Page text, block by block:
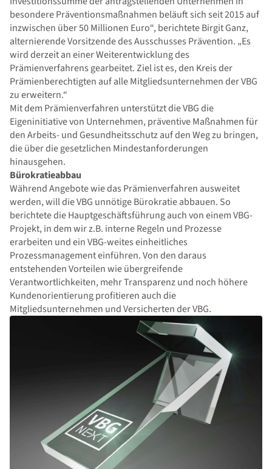
besondere Präventionsmaßnahmen beläuft sich seit 2015 auf
inzwischen über 50 Millionen Euro“, berichtete Birgit Ganz,
alternierende Vorsitzende des Ausschusses Prävention. „Es
wird derzeit an einer Weiterentwicklung des
Prämienverfahrens gearbeitet. Ziel ist es, den Kreis der
Prämienberechtigten auf alle Mitgliedsunternehmen der VBG
zu erweitern.“
Mit dem Prämienverfahren unterstützt die VBG die
Eigeninitiative von Unternehmen, präventive Maßnahmen für
den Arbeits- und Gesundheitsschutz auf den Weg zu bringen,
die über die gesetzlichen Mindestanforderungen
hinausgehen.
Bürokratieabbau
Während Angebote wie das Prämienverfahren ausweitet
werden, will die VBG unnötige Bürokratie abbauen. So
berichtete die Hauptgeschäftsführung auch von einem VBG-
Projekt, in dem wir z.B. interne Regeln und Prozesse
erarbeiten und ein VBG-weites einheitliches
Prozessmanagement einführen. Von den daraus
entstehenden Vorteilen wie übergreifende
Verantwortlichkeiten, mehr Transparenz und noch höhere
Kundenorientierung profitieren auch die
Mitgliedsunternehmen und Versicherten der VBG.